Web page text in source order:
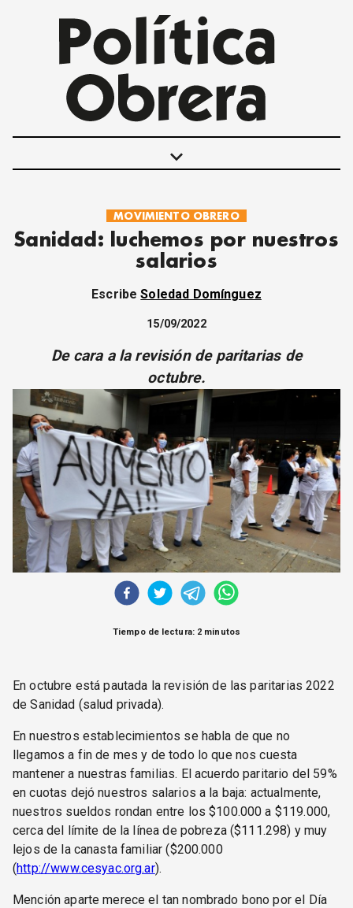
keyboard_arrow_down
POLÍTICAS
INTERNACIONALES
MOVIMIENTO OBRERO
ECONOMÍA
SOCIEDAD Y CULTURA
CORREO DE LECTORES
DEBATE
ARCHIVO
DECLARACIONES
OPINIÓN
ALTAMIRA RESPONDE
Política Obrera Revista
CONTACTO
MOVIMIENTO OBRERO
Sanidad: luchemos por nuestros
salarios
EscribeSoledad Domínguez
15/09/2022
De cara a la revisión de paritarias de
octubre.
Tiempo de lectura: 2 minutos
En octubre está pautada la revisión de las paritarias 2022
de Sanidad (salud privada).
En nuestros establecimientos se habla de que no
llegamos a fin de mes y de todo lo que nos cuesta
mantener a nuestras familias. El acuerdo paritario del 59%
en cuotas dejó nuestros salarios a la baja: actualmente,
nuestros sueldos rondan entre los $100.000 a $119.000,
cerca del límite de la línea de pobreza ($111.298) y muy
lejos de la canasta familiar ($200.000
(http://www.cesyac.org.ar).
Mención aparte merece el tan nombrado bono por el Día